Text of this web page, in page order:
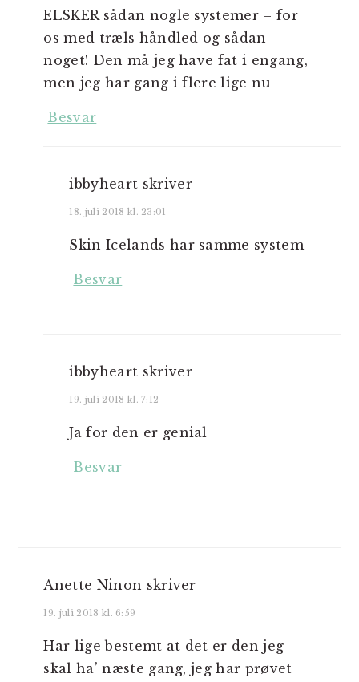
ELSKER sådan nogle systemer – for
os med træls håndled og sådan
noget! Den må jeg have fat i engang,
men jeg har gang i flere lige nu
Besvar
ibbyheart skriver
18. juli 2018 kl. 23:01
Skin Icelands har samme system
Besvar
ibbyheart skriver
19. juli 2018 kl. 7:12
Ja for den er genial
Besvar
Anette Ninon skriver
19. juli 2018 kl. 6:59
Har lige bestemt at det er den jeg
skal ha’ næste gang, jeg har prøvet